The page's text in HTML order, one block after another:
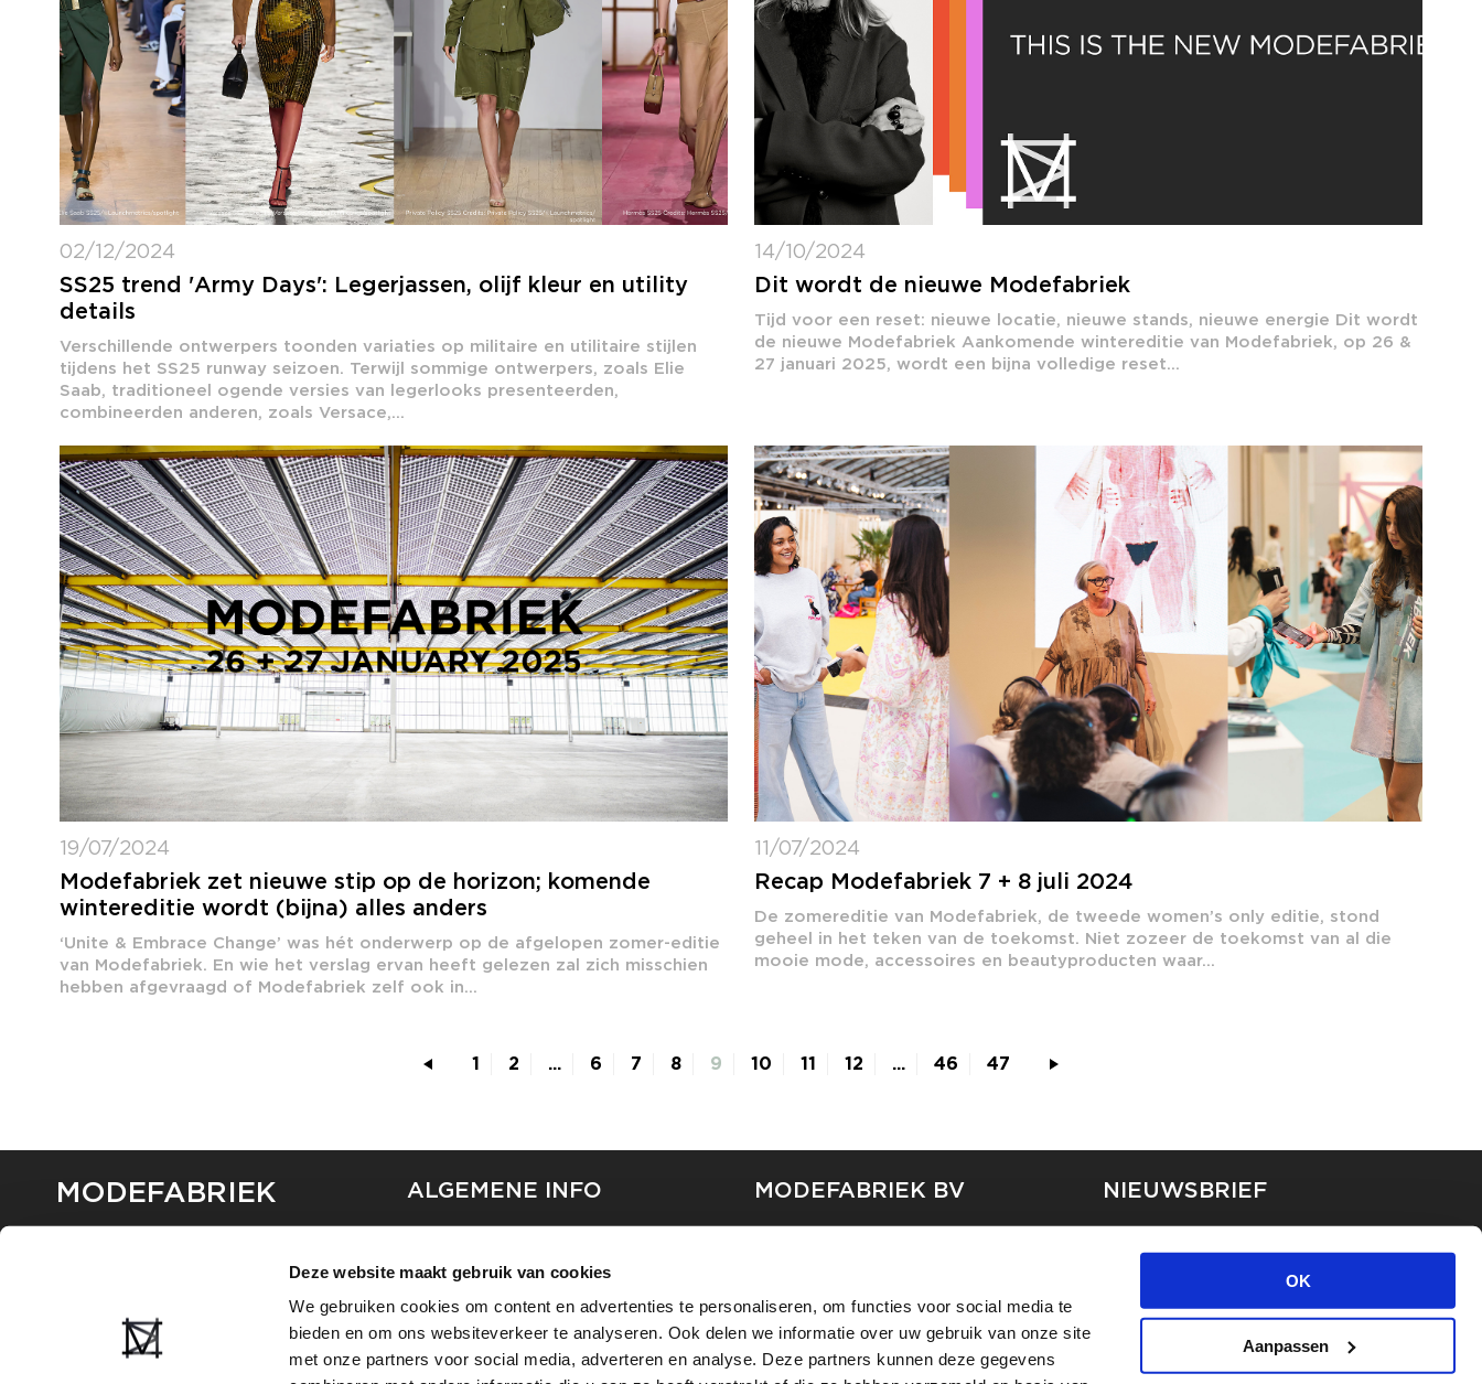
Deze website maakt gebruik van cookies
We gebruiken cookies om content en advertenties te personaliseren, om functies voor social media te
bieden en om ons websiteverkeer te analyseren. Ook delen we informatie over uw gebruik van onze site
met onze partners voor social media, adverteren en analyse. Deze partners kunnen deze gegevens
OK
Aanpassen
02/12/2024
SS25 trend 'Army Days': Legerjassen, olijf kleur en utility
details
Verschillende ontwerpers toonden variaties op militaire en utilitaire stijlen
tijdens het SS25 runway seizoen. Terwijl sommige ontwerpers, zoals Elie
Saab, traditioneel ogende versies van legerlooks presenteerden,
combineerden anderen, zoals Versace,...
14/10/2024
Dit wordt de nieuwe Modefabriek
Tijd voor een reset: nieuwe locatie, nieuwe stands, nieuwe energie Dit wordt
de nieuwe Modefabriek Aankomende wintereditie van Modefabriek, op 26 &
27 januari 2025, wordt een bijna volledige reset...
19/07/2024
Modefabriek zet nieuwe stip op de horizon; komende
wintereditie wordt (bijna) alles anders
‘Unite & Embrace Change’ was hét onderwerp op de afgelopen zomer-editie
van Modefabriek. En wie het verslag ervan heeft gelezen zal zich misschien
hebben afgevraagd of Modefabriek zelf ook in...
11/07/2024
Recap Modefabriek 7 + 8 juli 2024
De zomereditie van Modefabriek, de tweede women’s only editie, stond
geheel in het teken van de toekomst. Niet zozeer de toekomst van al die
mooie mode, accessoires en beautyproducten waar...
1 2 ... 6 7 8 9 10 11 12 ... 46 47
MODEFABRIEK ALGEMENE INFO
CONTACT
PARTNERS
ADVERTEREN
MODEFABRIEK BV
SHIFT
NIEUWSBRIEF
laatste nieuws via de
INSCHRIJVEN